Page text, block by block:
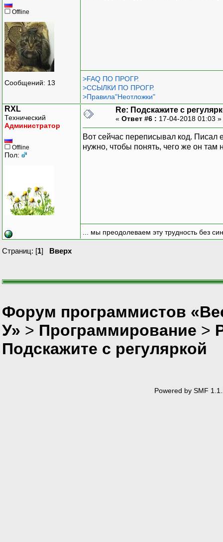
Offline
Сообщений: 13
>FAQ ПО ПРОГР.
>ССЫЛКИ ПО ПРОГР.
>Правила"Неотложки"
RXL
Технический
Администратор
Offline
Пол:
Re: Подскажите с
« Ответ #6 : 17-04-2018 01:03 »
Вот сейчас переписывал код. Писал
нужно, чтобы понять, чего же он там
... мы преодолеваем эту трудность без
Страниц: [1] Вверх
Форум программистов
У» > Программирование >
Подскажите с регуляркой
Powered by SMF